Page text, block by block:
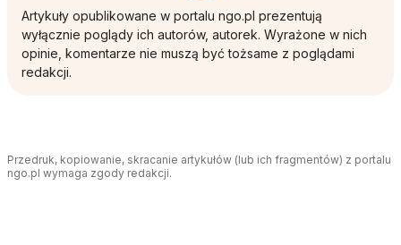
Artykuły opublikowane w portalu ngo.pl prezentują
wyłącznie poglądy ich autorów, autorek. Wyrażone w nich
opinie, komentarze nie muszą być tożsame z poglądami
redakcji.
Przedruk, kopiowanie, skracanie artykułów (lub ich fragmentów) z portalu
ngo.pl wymaga zgody redakcji.